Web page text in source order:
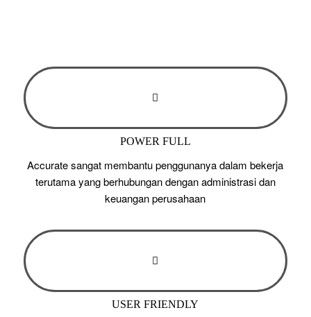
POWER FULL
Accurate sangat membantu penggunanya dalam bekerja
terutama yang berhubungan dengan administrasi dan
keuangan perusahaan
USER FRIENDLY